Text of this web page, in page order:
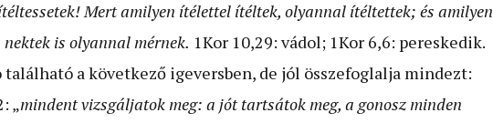
Mert amilyen ítélettel ítéltek, olyannal ítéltettek; és amilyen
is olyannal mérnek. 1Kor 10,29: vádol; 1Kor 6,6: pereskedik.
található a következő igeversben, de jól összefoglalja mindezt:
„mindent vizsgáljatok meg: a jót tartsátok meg, a gonosz minden